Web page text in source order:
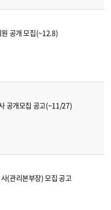
공개 모집(~12.8)
공개모집 공고(~11/27)
(관리본부장) 모집 공고